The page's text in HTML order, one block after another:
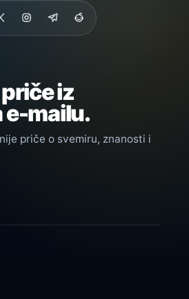
iz
e-mailu.
priče o svemiru, znanosti i